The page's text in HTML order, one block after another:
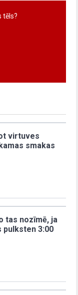
tēls?
virtuves
smakas
tas nozīmē, ja
pulksten 3:00